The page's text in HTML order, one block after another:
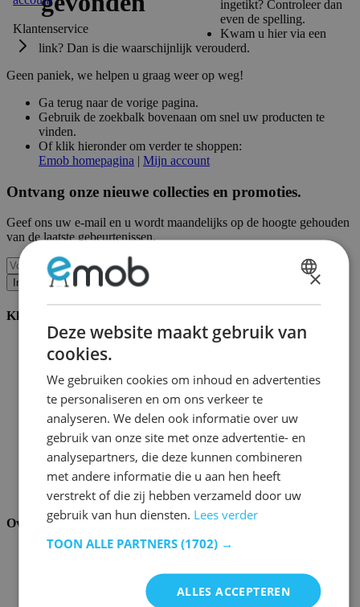
Klantenservice
ingetikt? Controleer dan
even de spelling.
Kwam u hier via een
link? Dan is die waarschijnlijk verouderd.
Geen paniek, we helpen u graag weer op weg!
Ga terug naar de vorige pagina.
Gebruik de zoekbalk bovenaan om snel uw producten te
vinden.
Of klik hieronder om verder te shoppen:
Emob homepagina | Mijn account
Ontvang onze nieuwe collecties en promoties.
Geef ons uw e-mail en u wordt maandelijks op de hoogte gehouden
van de laatste gebeurtenissen.
Inschrijven
Klantenservice
Bestellen bij Emob
Betaalmogelijkheden
Verzending en levering
Service en garantie
Annuleren of retourneren
Klachten
Montagetips
Onderhoudsadvies
Wachtwoord vergeten?
FAQ
Palletopslag & Fulfilment
Over ons
×
Deze website maakt gebruik van
cookies.
We gebruiken cookies om inhoud en advertenties
te personaliseren en om ons verkeer te
analyseren. We delen ook informatie over uw
gebruik van onze site met onze advertentie- en
analysepartners, die deze kunnen combineren
met andere informatie die u aan hen heeft
verstrekt of die zij hebben verzameld door uw
gebruik van hun diensten. Lees verder
TOON ALLE PARTNERS (1702) →
ALLES ACCEPTEREN